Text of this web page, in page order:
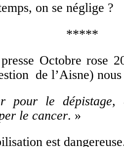
on se néglige ?
*****
Octobre rose
de l’Aisne)
pour le dépistage,
le cancer. »
est